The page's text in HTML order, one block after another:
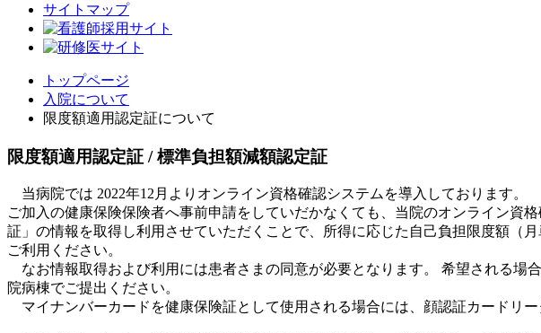
サイトマップ
トップページ
入院について
限度額適用認定証について
限度額適用認定証 / 標準負担額減額認定証
当病院では 2022年12月よりオンライン資格確認システムを導入しております。
ご加入の健康保険保険者へ事前申請をしていだかなくても、当院のオンライン資
証」の情報を取得し利用させていただくことで、所得に応じた自己負担限度額（
ご利用ください。
なお情報取得および利用には患者さまの同意が必要となります。 希望される場
院病棟でご提出ください。
マイナンバーカードを健康保険証として使用される場合には、顔認証カードリ